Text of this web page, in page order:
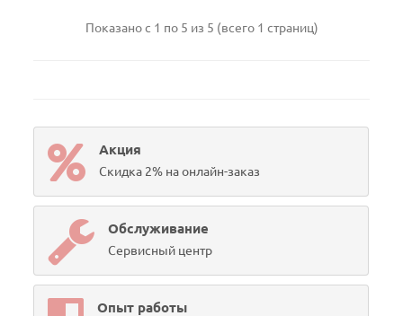
Показано с 1 по 5 из 5 (всего 1 страниц)
Акция
Скидка 2% на онлайн-заказ
Обслуживание
Сервисный центр
Опыт работы